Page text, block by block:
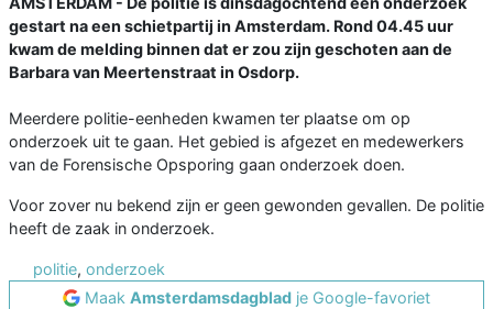
gestart na een schietpartij in Amsterdam. Rond 04.45 uur
kwam de melding binnen dat er zou zijn geschoten aan de
Barbara van Meertenstraat in Osdorp.
Meerdere politie-eenheden kwamen ter plaatse om op
onderzoek uit te gaan. Het gebied is afgezet en medewerkers
van de Forensische Opsporing gaan onderzoek doen.
Voor zover nu bekend zijn er geen gewonden gevallen. De politie
heeft de zaak in onderzoek.
politie, onderzoek
Maak Amsterdamsdagblad je Google-favoriet